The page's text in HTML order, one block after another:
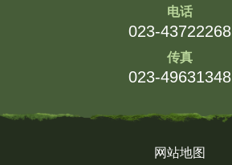
电话
023-43722268
传真
023-49631348
网站地图